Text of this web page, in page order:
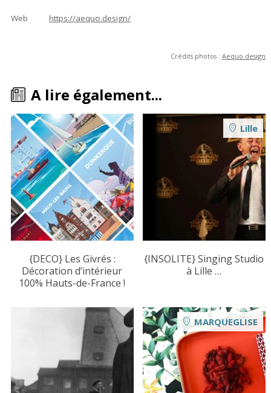
Web https://aequo.design/
Crédits photos :Aequo design
A lire également...
{DECO} Les Givrés :
Décoration d’intérieur
100% Hauts-de-France !
{INSOLITE} Singing Studio
à Lille …
Lille
MARQUEGLISE